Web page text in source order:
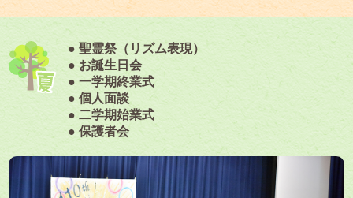
● 聖霊祭（リズム表現）
● お誕生日会
● 一学期終業式
● 個人面談
● 二学期始業式
● 保護者会